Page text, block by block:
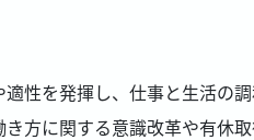
性を発揮し、仕事と生活の
方に関する意識改革や有休